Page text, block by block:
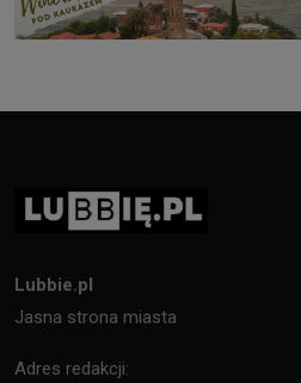
Lubbie.pl
Jasna strona miasta
Adres redakcji: